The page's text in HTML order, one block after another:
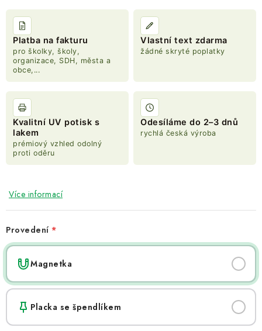
Moje objednávka
Platba na fakturu
pro školky, školy,
organizace, SDH, města a
obce,...
Vlastní text zdarma
žádné skryté poplatky
Kvalitní UV potisk s
lakem
prémiový vzhled odolný
proti oděru
Odesíláme do 2–3 dnů
rychlá česká výroba
Více informací
Provedení
Magnetka
Placka se špendlíkem